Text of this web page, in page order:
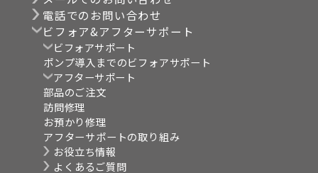
電話でのお問い合わせ
ビフォア&アフターサポート
ビフォアサポート
ポンプ導入までのビフォアサポート
アフターサポート
部品のご注文
訪問修理
お預かり修理
アフターサポートの取り組み
お役立ち情報
よくあるご質問